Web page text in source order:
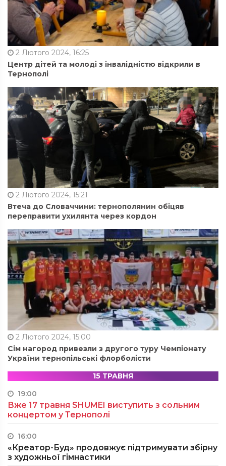
2 Лютого 2024, 16:25
Центр дітей та молоді з інвалідністю відкрили в
Тернополі
2 Лютого 2024, 15:21
Втеча до Словаччини: тернополянин обіцяв
переправити ухилянта через кордон
2 Лютого 2024, 15:00
Сім нагород привезли з другого туру Чемпіонату
України тернопільські флорболісти
15 ТРАВНЯ
19:00
Вже 17 травня SHUMEI виступить з сольним
концертом у Тернополі
16:00
«Креатор-Буд» продовжує підтримувати збірну
з художньої гімнастики